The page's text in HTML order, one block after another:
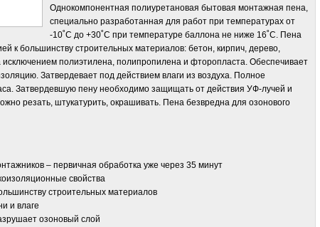
Однокомпонентная полиуретановая бытовая монтажная пена,
специально разработанная для работ при температурах от
-10˚С до +30˚С при температуре баллона не ниже 16˚С. Пена
к большинству строительных материалов: бетон, кирпич, дерево,
исключением полиэтилена, полипропилена и фторопласта. Обеспечивает
Затвердевает под действием влаги из воздуха. Полное
Затвердевшую пену необходимо защищать от действия УФ-лучей и
резать, штукатурить, окрашивать. Пена безвредна для озонового
– первичная обработка уже через 35 минут
свойства
строительных материалов
и влаге
озоновый слой